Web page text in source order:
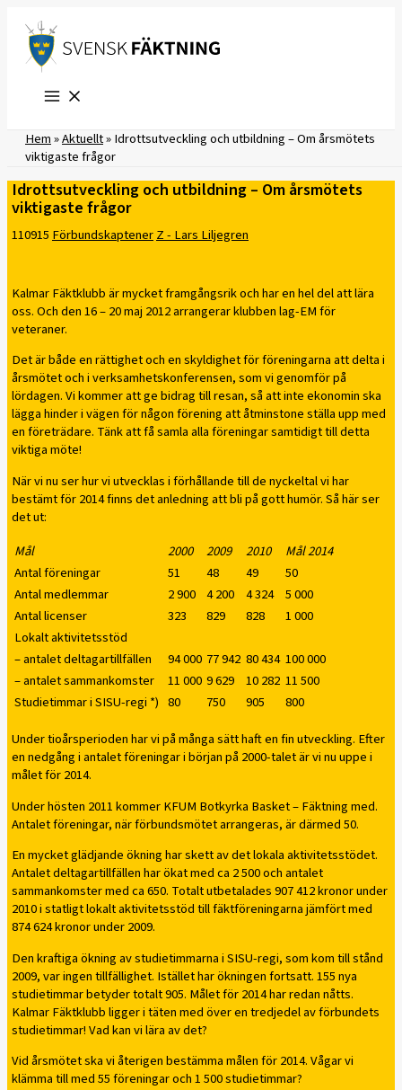
innehåll
Hem»Aktuellt»Idrottsutveckling och utbildning – Om årsmötets
viktigaste frågor
Idrottsutveckling och utbildning – Om årsmötets
viktigaste frågor
110915FörbundskaptenerZ - Lars Liljegren
Kalmar Fäktklubb är mycket framgångsrik och har en hel del att lära
oss. Och den 16 – 20 maj 2012 arrangerar klubben lag-EM för
veteraner.
Det är både en rättighet och en skyldighet för föreningarna att delta i
årsmötet och i verksamhetskonferensen, som vi genomför på
lördagen. Vi kommer att ge bidrag till resan, så att inte ekonomin ska
lägga hinder i vägen för någon förening att åtminstone ställa upp med
en företrädare. Tänk att få samla alla föreningar samtidigt till detta
viktiga möte!
När vi nu ser hur vi utvecklas i förhållande till de nyckeltal vi har
bestämt för 2014 finns det anledning att bli på gott humör. Så här ser
det ut:
Mål
2000 2009 2010
Mål 2014
Antal föreningar
51 48 49
50
Antal medlemmar
2 900 4 200 4 324
5 000
Antal licenser
323 829 828
1 000
Lokalt aktivitetsstöd
– antalet deltagartillfällen
94 000 77 942 80 434 100 000
– antalet sammankomster
11 000 9 629 10 282 11 500
Studietimmar i SISU-regi *) 80 750 905
800
Under tioårsperioden har vi på många sätt haft en fin utveckling. Efter
en nedgång i antalet föreningar i början på 2000-talet är vi nu uppe i
målet för 2014.
Under hösten 2011 kommer KFUM Botkyrka Basket – Fäktning med.
Antalet föreningar, när förbundsmötet arrangeras, är därmed 50.
En mycket glädjande ökning har skett av det lokala aktivitetsstödet.
Antalet deltagartillfällen har ökat med ca 2 500 och antalet
sammankomster med ca 650. Totalt utbetalades 907 412 kronor under
2010 i statligt lokalt aktivitetsstöd till fäktföreningarna jämfört med
874 624 kronor under 2009.
Den kraftiga ökning av studietimmarna i SISU-regi, som kom till stånd
2009, var ingen tillfällighet. Istället har ökningen fortsatt. 155 nya
studietimmar betyder totalt 905. Målet för 2014 har redan nåtts.
Kalmar Fäktklubb ligger i täten med över en tredjedel av förbundets
studietimmar! Vad kan vi lära av det?
Vid årsmötet ska vi återigen bestämma målen för 2014. Vågar vi
klämma till med 55 föreningar och 1 500 studietimmar?